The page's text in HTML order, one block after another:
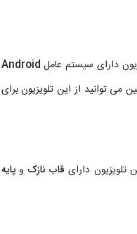
Android
توانید از این تلویزیون برای
قاب نازک وپایه